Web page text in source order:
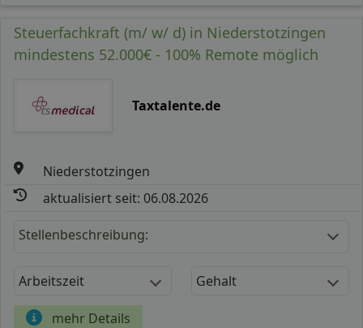
Steuerfachkraft (m/ w/ d) in Niederstotzingen
mindestens 52.000€ - 100% Remote möglich
Taxtalente.de
Niederstotzingen
aktualisiert seit: 06.08.2026
Stellenbeschreibung:
Arbeitszeit Gehalt
mehr Details